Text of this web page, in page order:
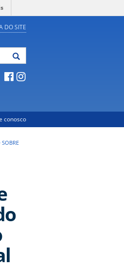
DO SITE
conosco